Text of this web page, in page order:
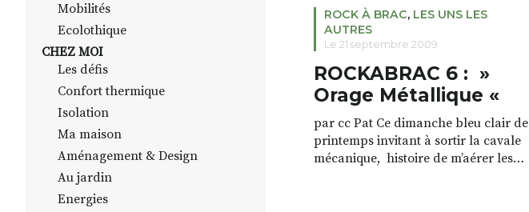
ROCK À BRAC, LES UNS LES
AUTRES
Le 21 septembre 2009
ROCKABRAC 6 : »
Orage Métallique «
par cc Pat Ce dimanche bleu clair de
printemps invitant à sortir la cavale
mécanique, histoire de m’aérer les
Mobilités
Ecolothique
CHEZ MOI
Les défis
Confort thermique
Isolation
Ma maison
Aménagement & Design
Au jardin
Energies